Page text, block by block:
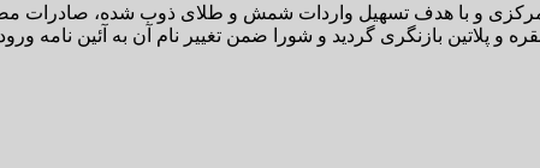
مرکزی و با هدف تسهیل واردات شمش و طلای ذوب شده، صادرات
و پلاتین بازنگری گردید و شورا ضمن تغییر نام آن به آئین نامه